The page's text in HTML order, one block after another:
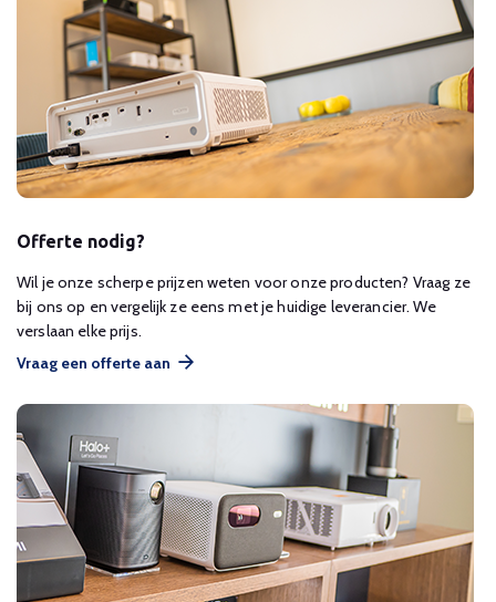
Offerte nodig?
Wil je onze scherpe prijzen weten voor onze producten? Vraag ze
bij ons op en vergelijk ze eens met je huidige leverancier. We
verslaan elke prijs.
Vraag een offerte aan